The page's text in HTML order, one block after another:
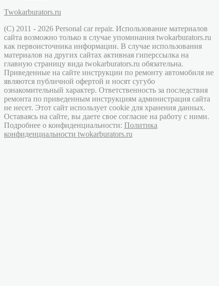
Twokarburators.ru
(C) 2011 - 2026 Personal car repair. Использование материалов
сайта возможно только в случае упоминания twokarburators.ru
как первоисточника информации. В случае использования
материалов на других сайтах активная гиперссылка на
главную страницу вида twokarburators.ru обязательна.
Приведенные на сайте инструкции по ремонту автомобиля не
являются публичной офертой и носят сугубо
ознакомительный характер. Ответственность за последствия
ремонта по приведенным инструкциям администрация сайта
не несет. Этот сайт использует cookie для хранения данных.
Оставаясь на сайте, вы даете свое согласие на работу с ними.
Подробнее о конфиденциальности: Политика
конфиденциальности twokarburators.ru